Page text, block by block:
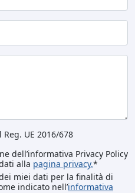
UE 2016/678
dell’informativa Privacy Policy
alla pagina privacy.*
miei dati per la finalità di
indicato nell’informativa